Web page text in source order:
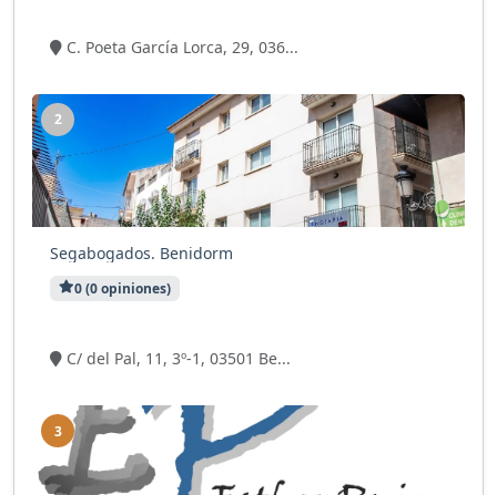
C. Poeta García Lorca, 29, 036...
2
Segabogados. Benidorm
0 (0 opiniones)
C/ del Pal, 11, 3º-1, 03501 Be...
3